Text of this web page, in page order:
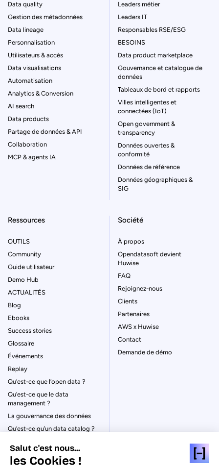
Data quality
Gestion des métadonnées
Data lineage
Personnalisation
Utilisateurs & accès
Data visualisations
Automatisation
Analytics & Conversion
AI search
Data products
Partage de données & API
Collaboration
MCP & agents IA
Leaders métier
Leaders IT
Responsables RSE/ESG
BESOINS
Data product marketplace
Gouvernance et catalogue de
données
Tableaux de bord et rapports
Villes intelligentes et
connectées (IoT)
Open government &
transparency
Données ouvertes &
conformité
Données de référence
Données géographiques &
SIG
Ressources
OUTILS
Community
Guide utilisateur
Demo Hub
ACTUALITÉS
Blog
Ebooks
Success stories
Glossaire
Événements
Replay
Qu’est-ce que l’open data ?
Qu’est-ce que le data
management ?
La gouvernance des données
Qu’est-ce qu’un data catalog ?
Société
À propos
Opendatasoft devient
Huwise
FAQ
Rejoignez-nous
Clients
Partenaires
AWS x Huwise
Contact
Demande de démo
Salut c'est nous...
les Cookies !